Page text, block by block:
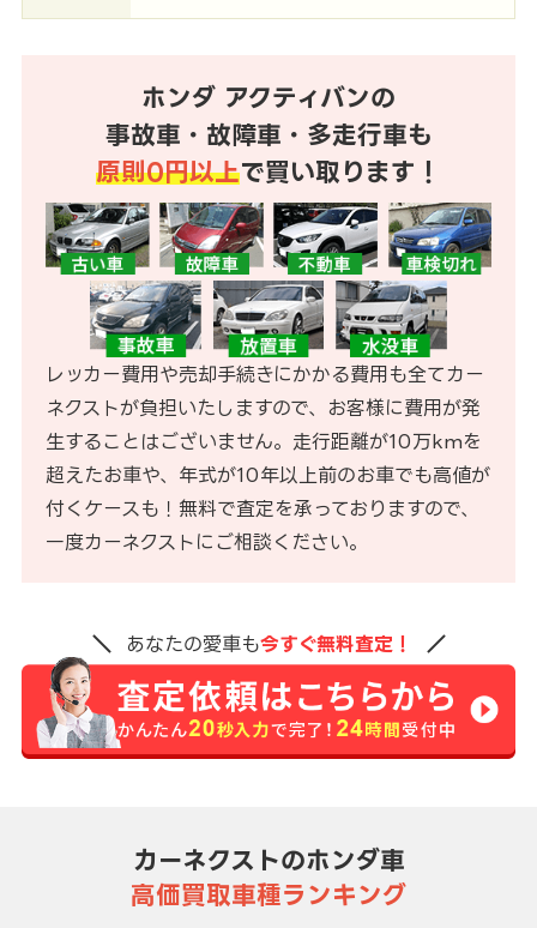
ホンダ アクティバンの
事故車・故障車・多走行車も
原則0円以上で買い取ります！
レッカー費用や売却手続きにかかる費用も全てカー
ネクストが負担いたしますので、お客様に費用が発
生することはございません。走行距離が10万kmを
超えたお車や、年式が10年以上前のお車でも高値が
付くケースも！無料で査定を承っておりますので、
一度カーネクストにご相談ください。
あなたの愛車も今すぐ無料査定！
カーネクストのホンダ車
高価買取車種ランキング